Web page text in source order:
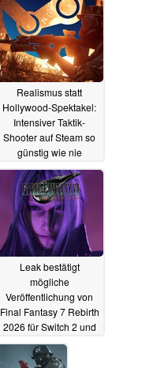
09.09.2025
Realismus statt
Hollywood-Spektakel:
Intensiver Taktik-
Shooter auf Steam so
günstig wie nie
08.09.2025
Leak bestätigt
mögliche
Veröffentlichung von
Final Fantasy 7 Rebirth
2026 für Switch 2 und
Xbox08.09.2025